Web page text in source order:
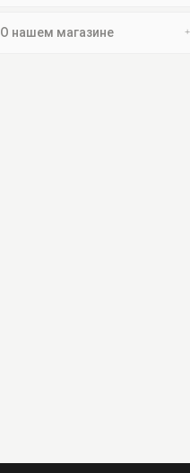
О нашем магазине